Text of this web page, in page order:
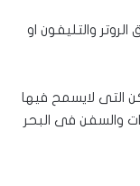
والتليفون او
التى لايسمح فيها
والسفن فى البحر